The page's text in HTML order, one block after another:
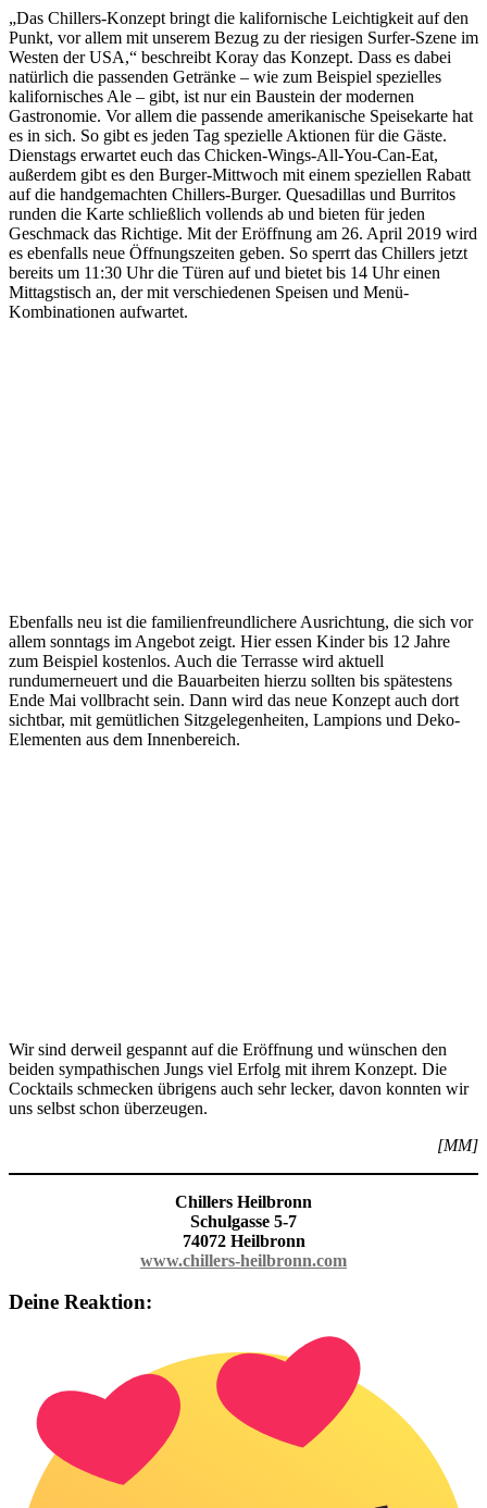
„Das Chillers-Konzept bringt die kalifornische Leichtigkeit auf den
Punkt, vor allem mit unserem Bezug zu der riesigen Surfer-Szene im
Westen der USA,“ beschreibt Koray das Konzept. Dass es dabei
natürlich die passenden Getränke – wie zum Beispiel spezielles
kalifornisches Ale – gibt, ist nur ein Baustein der modernen
Gastronomie. Vor allem die passende amerikanische Speisekarte hat
es in sich. So gibt es jeden Tag spezielle Aktionen für die Gäste.
Dienstags erwartet euch das Chicken-Wings-All-You-Can-Eat,
außerdem gibt es den Burger-Mittwoch mit einem speziellen Rabatt
auf die handgemachten Chillers-Burger. Quesadillas und Burritos
runden die Karte schließlich vollends ab und bieten für jeden
Geschmack das Richtige. Mit der Eröffnung am 26. April 2019 wird
es ebenfalls neue Öffnungszeiten geben. So sperrt das Chillers jetzt
bereits um 11:30 Uhr die Türen auf und bietet bis 14 Uhr einen
Mittagstisch an, der mit verschiedenen Speisen und Menü-
Kombinationen aufwartet.
Ebenfalls neu ist die familienfreundlichere Ausrichtung, die sich vor
allem sonntags im Angebot zeigt. Hier essen Kinder bis 12 Jahre
zum Beispiel kostenlos. Auch die Terrasse wird aktuell
rundumerneuert und die Bauarbeiten hierzu sollten bis spätestens
Ende Mai vollbracht sein. Dann wird das neue Konzept auch dort
sichtbar, mit gemütlichen Sitzgelegenheiten, Lampions und Deko-
Elementen aus dem Innenbereich.
Wir sind derweil gespannt auf die Eröffnung und wünschen den
beiden sympathischen Jungs viel Erfolg mit ihrem Konzept. Die
Cocktails schmecken übrigens auch sehr lecker, davon konnten wir
uns selbst schon überzeugen.
[MM]
Chillers Heilbronn
Schulgasse 5-7
74072 Heilbronn
www.chillers-heilbronn.com
Deine Reaktion: